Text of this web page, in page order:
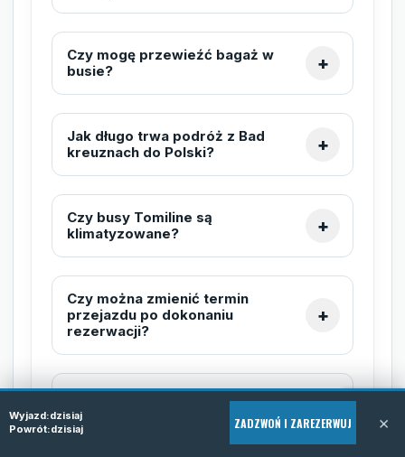
Czy mogę przewieźć bagaż w
busie?
Jak długo trwa podróż z Bad
kreuznach do Polski?
Czy busy Tomiline są
klimatyzowane?
Czy można zmienić termin
przejazdu po dokonaniu
rezerwacji?
Czy na trasie z Bad kreuznach
do Polski obowiązują jakieś
specjalne zasady
Wyjazd:dzisiaj
Powrót:dzisiaj ZADZWOŃ I ZAREZERWUJ ×